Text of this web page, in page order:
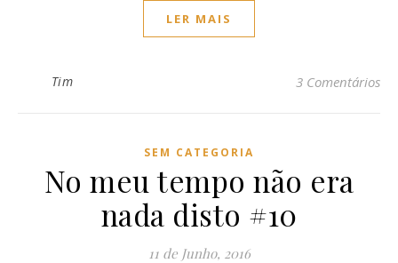
LER MAIS
Tim 3 Comentários
SEM CATEGORIA
No meu tempo não era
nada disto #10
11 de Junho, 2016